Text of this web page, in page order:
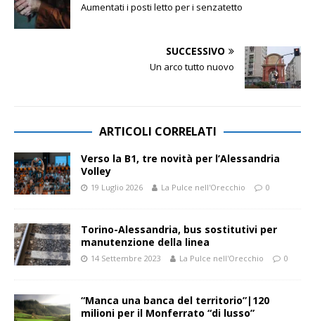
Aumentati i posti letto per i senzatetto
SUCCESSIVO
Un arco tutto nuovo
ARTICOLI CORRELATI
Verso la B1, tre novità per l’Alessandria
Volley
19 Luglio 2026 La Pulce nell'Orecchio 0
Torino-Alessandria, bus sostitutivi per
manutenzione della linea
14 Settembre 2023 La Pulce nell'Orecchio 0
“Manca una banca del territorio”|120
milioni per il Monferrato “di lusso”